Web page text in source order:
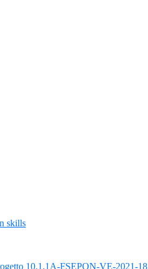
skills
10.1.1A-FSEPON-VE-2021-18